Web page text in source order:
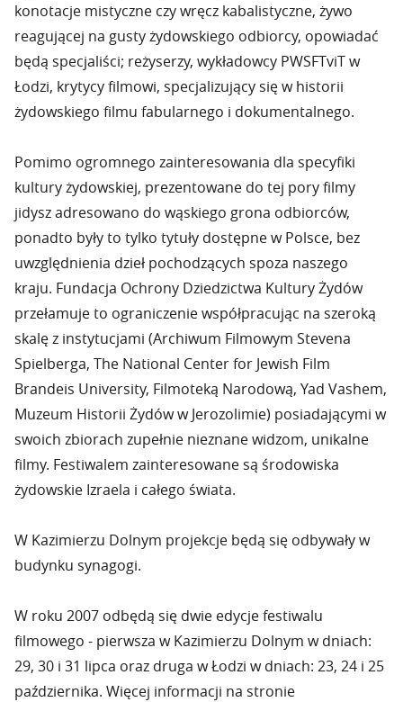
konotacje mistyczne czy wręcz kabalistyczne, żywo
reagującej na gusty żydowskiego odbiorcy, opowiadać
będą specjaliści; reżyserzy, wykładowcy PWSFTviT w
Łodzi, krytycy filmowi, specjalizujący się w historii
żydowskiego filmu fabularnego i dokumentalnego.
Pomimo ogromnego zainteresowania dla specyfiki
kultury żydowskiej, prezentowane do tej pory filmy
jidysz adresowano do wąskiego grona odbiorców,
ponadto były to tylko tytuły dostępne w Polsce, bez
uwzględnienia dzieł pochodzących spoza naszego
kraju. Fundacja Ochrony Dziedzictwa Kultury Żydów
przełamuje to ograniczenie współpracując na szeroką
skalę z instytucjami (Archiwum Filmowym Stevena
Spielberga, The National Center for Jewish Film
Brandeis University, Filmoteką Narodową, Yad Vashem,
Muzeum Historii Żydów w Jerozolimie) posiadającymi w
swoich zbiorach zupełnie nieznane widzom, unikalne
filmy. Festiwalem zainteresowane są środowiska
żydowskie Izraela i całego świata.
W Kazimierzu Dolnym projekcje będą się odbywały w
budynku synagogi.
W roku 2007 odbędą się dwie edycje festiwalu
filmowego - pierwsza w Kazimierzu Dolnym w dniach:
29, 30 i 31 lipca oraz druga w Łodzi w dniach: 23, 24 i 25
października. Więcej informacji na stronie